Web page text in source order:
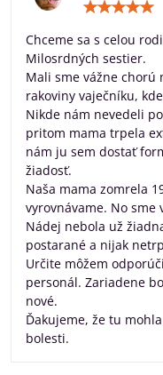
Chceme sa s celou
Milosrdných sestier.
Mali sme vážne chorú
rakoviny vaječníku,
Nikde nám nevedeli
pritom mama trpela
nám ju sem dostať
žiadosť.
Naša mama zomrela
vyrovnávame. No
Nádej nebola už
postarané a nijak
Určite môžem
personál. Zariadene
nové.
Ďakujeme, že tu
bolesti.